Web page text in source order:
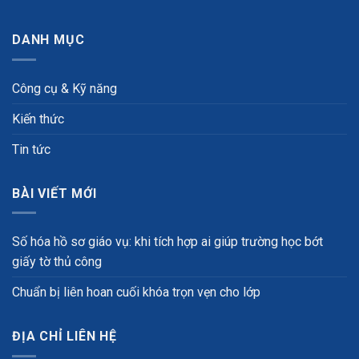
DANH MỤC
Công cụ & Kỹ năng
Kiến thức
Tin tức
BÀI VIẾT MỚI
Số hóa hồ sơ giáo vụ: khi tích hợp ai giúp trường học bớt
giấy tờ thủ công
Chuẩn bị liên hoan cuối khóa trọn vẹn cho lớp
ĐỊA CHỈ LIÊN HỆ